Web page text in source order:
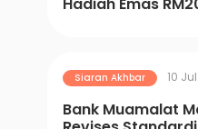
Siaran Akhbar 10
Bank Muamalat